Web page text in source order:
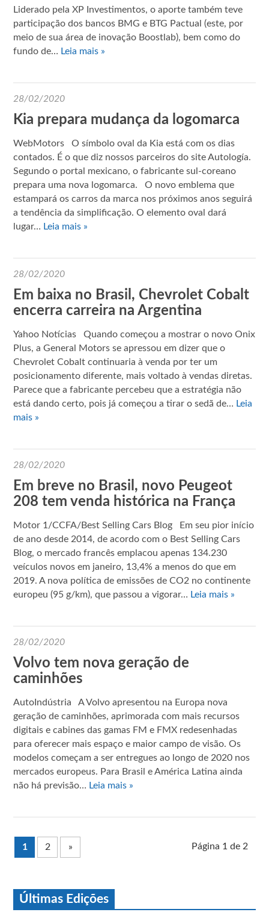
Liderado pela XP Investimentos, o aporte também teve
participação dos bancos BMG e BTG Pactual (este, por
meio de sua área de inovação Boostlab), bem como do
fundo de… Leia mais »
28/02/2020
Kia prepara mudança da logomarca
WebMotors O símbolo oval da Kia está com os dias
contados. É o que diz nossos parceiros do site Autología.
Segundo o portal mexicano, o fabricante sul-coreano
prepara uma nova logomarca. O novo emblema que
estampará os carros da marca nos próximos anos seguirá
a tendência da simplificação. O elemento oval dará
lugar… Leia mais »
28/02/2020
Em baixa no Brasil, Chevrolet Cobalt
encerra carreira na Argentina
Yahoo Notícias Quando começou a mostrar o novo Onix
Plus, a General Motors se apressou em dizer que o
Chevrolet Cobalt continuaria à venda por ter um
posicionamento diferente, mais voltado à vendas diretas.
Parece que a fabricante percebeu que a estratégia não
está dando certo, pois já começou a tirar o sedã de… Leia
mais »
28/02/2020
Em breve no Brasil, novo Peugeot
208 tem venda histórica na França
Motor 1/CCFA/Best Selling Cars Blog Em seu pior início
de ano desde 2014, de acordo com o Best Selling Cars
Blog, o mercado francês emplacou apenas 134.230
veículos novos em janeiro, 13,4% a menos do que em
2019. A nova política de emissões de CO2 no continente
europeu (95 g/km), que passou a vigorar… Leia mais »
28/02/2020
Volvo tem nova geração de
caminhões
AutoIndústria A Volvo apresentou na Europa nova
geração de caminhões, aprimorada com mais recursos
digitais e cabines das gamas FM e FMX redesenhadas
para oferecer mais espaço e maior campo de visão. Os
modelos começam a ser entregues ao longo de 2020 nos
mercados europeus. Para Brasil e América Latina ainda
não há previsão… Leia mais »
Página 1 de 2
1 2 »
Últimas Edições